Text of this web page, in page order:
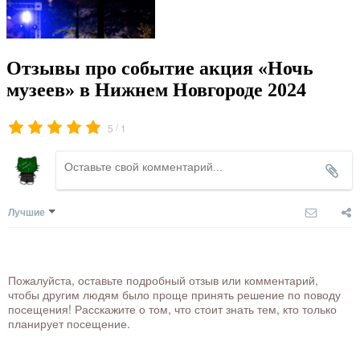
Отзывы про событие акция «Ночь
музеев» в Нижнем Новгороде 2024
5 / 1
Лучшие
Пожалуйста, оставьте подробный отзыв или комментарий,
чтобы другим людям было проще принять решение по поводу
посещения! Расскажите о том, что стоит знать тем, кто только
планирует посещение.